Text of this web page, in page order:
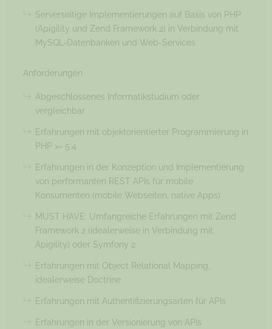
Serverseitige Implementierungen auf Basis von PHP
(Apigility und Zend Framework 2) in Verbindung mit
MySQL-Datenbanken und Web-Services
Anforderungen
Abgeschlossenes Informatikstudium oder
vergleichbar
Erfahrungen mit objektorientierter Programmierung in
PHP >= 5.4
Erfahrungen in der Konzeption und Implementierung
von performanten REST APIs für mobile
Konsumenten (mobile Webseiten, native Apps)
MUST HAVE: Umfangreiche Erfahrungen mit Zend
Framework 2 (idealerweise in Verbindung mit
Apigility) oder Symfony 2
Erfahrungen mit Object Relational Mapping,
idealerweise Doctrine
Erfahrungen mit Authentifizierungsarten für APIs
Erfahrungen in der Versionierung von APIs